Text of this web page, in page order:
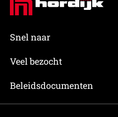
Snel naar
Veel bezocht
Beleidsdocumenten